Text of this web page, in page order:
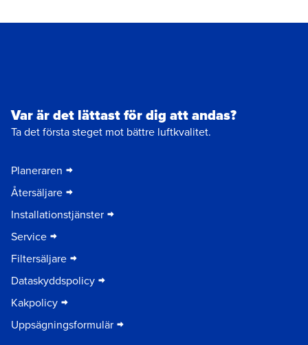
Var är det lättast för dig att andas?
Ta det första steget mot bättre luftkvalitet.
Planeraren
Återsäljare
Installationstjänster
Service
Filtersäljare
Dataskyddspolicy
Kakpolicy
Uppsägningsformulär